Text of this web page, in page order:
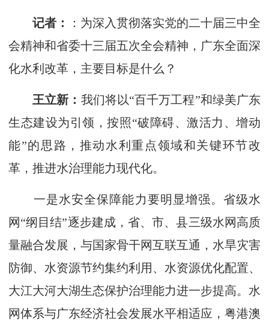
记者：
：为深入贯彻落实党的二十届三中全
会精神和省委十三届五次全会精神，广东全面深
化水利改革，主要目标是什么？
王立新： 我们将以“百千万工程”和绿美广东
生态建设为引领，按照“破障碍、激活力、增动
能”的思路，推动水利重点领域和关键环节改
革，推进水治理能力现代化。
一是水安全保障能力要明显增强。省级水
网“纲目结”逐步建成，省、市、县三级水网高质
量融合发展，与国家骨干网互联互通，水旱灾害
防御、水资源节约集约利用、水资源优化配置、
大江大河大湖生态保护治理能力进一步提高。水
网体系与广东经济社会发展水平相适应，粤港澳